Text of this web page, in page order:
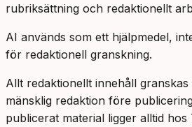
rubriksättning och redaktionellt
AI används som ett hjälpmedel,
för redaktionell granskning.
Allt redaktionellt innehåll
mänsklig redaktion före
publicerat material ligger alltid hos